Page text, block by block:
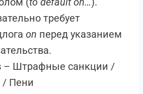
требует
on перед указанием
– Штрафные санкции /
Пени